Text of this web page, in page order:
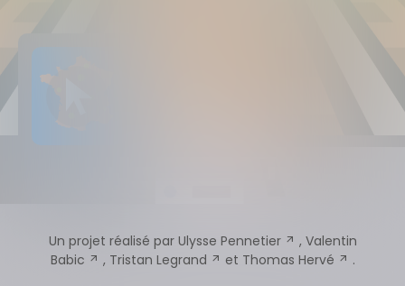
Un projet réalisé par Ulysse Pennetier arrow_outward , Valentin
Babic arrow_outward , Tristan Legrand arrow_outward et Thomas Hervé arrow_outward .